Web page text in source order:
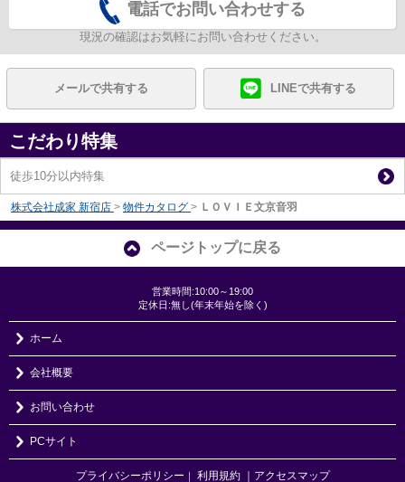
電話でお問い合わせする
現況の確認はお気軽にお問い合わせください。
メールで共有する LINEで共有する
こだわり特集
徒歩10分以内特集
株式会社成家 新宿店 > 物件カタログ > ＬＯＶＩＥ文京音羽
ページトップに戻る
営業時間:10:00～19:00
定休日:無し(年末年始を除く)
ホーム
会社概要
お問い合わせ
PCサイト
プライバシーポリシー 利用規約 ｜アクセスマップ